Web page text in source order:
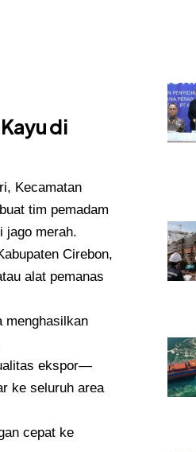
di
Kecamatan
tim pemadam
jago merah.
Cirebon,
alat pemanas
menghasilkan
ekspor—
ke seluruh area
cepat ke